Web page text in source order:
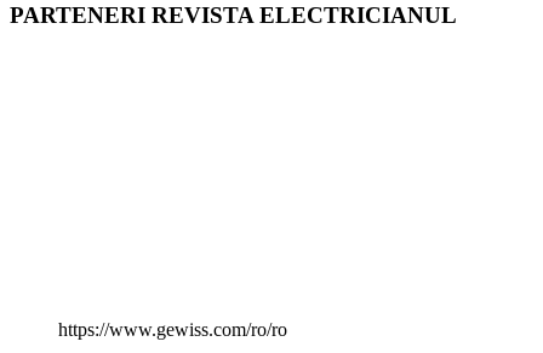
PARTENERI REVISTA ELECTRICIANUL
https://www.gewiss.com/ro/ro